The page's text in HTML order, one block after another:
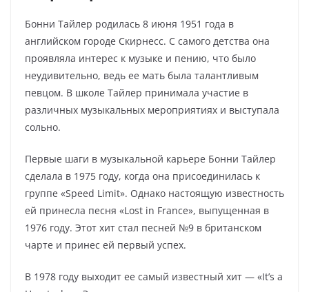
Бонни Тайлер родилась 8 июня 1951 года в
английском городе Скирнесс. С самого детства она
проявляла интерес к музыке и пению, что было
неудивительно, ведь ее мать была талантливым
певцом. В школе Тайлер принимала участие в
различных музыкальных мероприятиях и выступала
сольно.
Первые шаги в музыкальной карьере Бонни Тайлер
сделала в 1975 году, когда она присоединилась к
группе «Speed Limit». Однако настоящую известность
ей принесла песня «Lost in France», выпущенная в
1976 году. Этот хит стал песней №9 в британском
чарте и принес ей первый успех.
В 1978 году выходит ее самый известный хит — «It’s a